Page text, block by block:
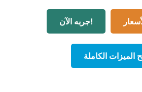
جربه الآن!
الميزات الكاملة